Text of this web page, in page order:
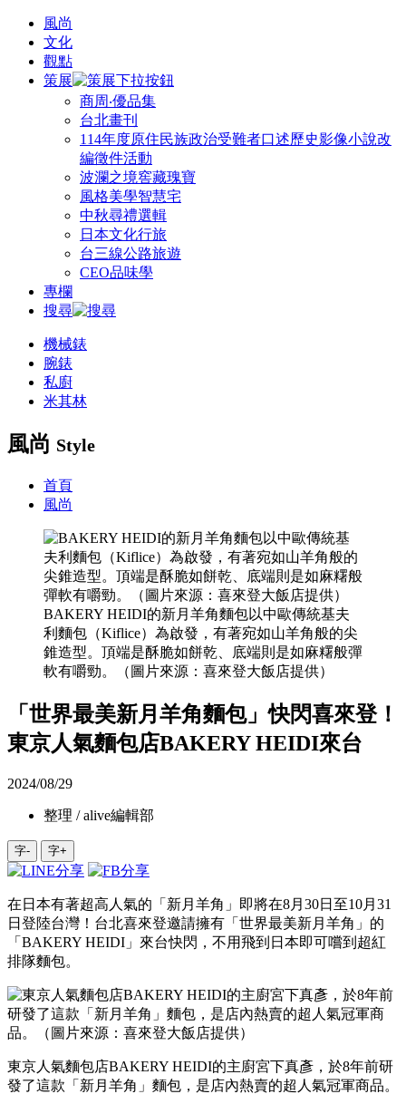
風尚
文化
觀點
策展
商周‧優品集
台北畫刊
114年度原住民族政治受難者口述歷史影像小說改
編徵件活動
波瀾之境窖藏瑰寶
風格美學智慧宅
中秋尋禮選輯
日本文化行旅
台三線公路旅遊
CEO品味學
專欄
搜尋
機械錶
腕錶
私廚
米其林
風尚 Style
首頁
風尚
BAKERY HEIDI的新月羊角麵包以中歐傳統基夫
利麵包（Kiflice）為啟發，有著宛如山羊角般的尖
錐造型。頂端是酥脆如餅乾、底端則是如麻糬般彈
軟有嚼勁。（圖片來源：喜來登大飯店提供）
「世界最美新月羊角麵包」快閃喜來登！
東京人氣麵包店BAKERY HEIDI來台
2024/08/29
整理 / alive編輯部
字- 字+
在日本有著超高人氣的「新月羊角」即將在8月30日至10月31
日登陸台灣！台北喜來登邀請擁有「世界最美新月羊角」的
「BAKERY HEIDI」來台快閃，不用飛到日本即可嚐到超紅
排隊麵包。
東京人氣麵包店BAKERY HEIDI的主廚宮下真彥，於8年前研
發了這款「新月羊角」麵包，是店內熱賣的超人氣冠軍商品。